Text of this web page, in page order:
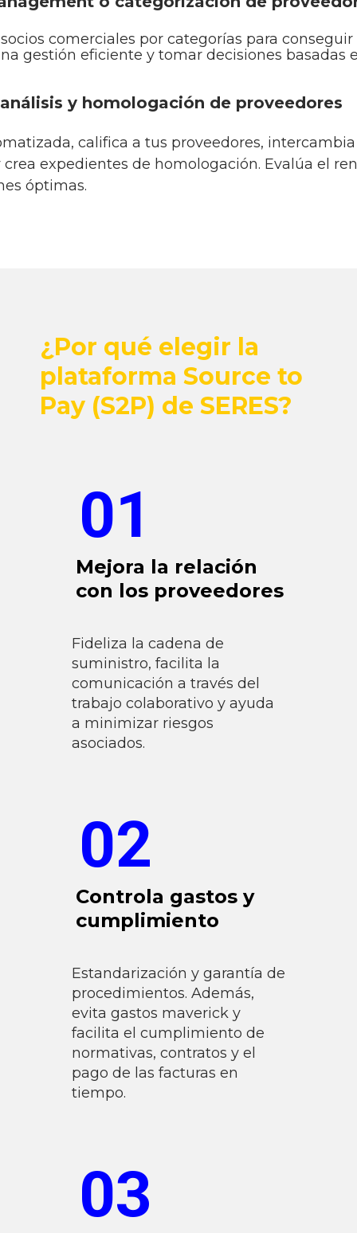
comerciales por categorías para
gestión eficiente y tomar decisiones basadas
y homologación de proveedores
califica a tus proveedores,
expedientes de homologación. Evalúa el
óptimas.
¿Por qué elegir la
plataforma Source to
Pay (S2P) de SERES?
01
Mejora la relación
con los proveedores
Fideliza la cadena de
suministro, facilita la
comunicación a través del
trabajo colaborativo y ayuda
a minimizar riesgos
asociados.
02
Controla gastos y
cumplimiento
Estandarización y garantía de
procedimientos. Además,
evita gastos maverick y
facilita el cumplimiento de
normativas, contratos y el
pago de las facturas en
tiempo.
03